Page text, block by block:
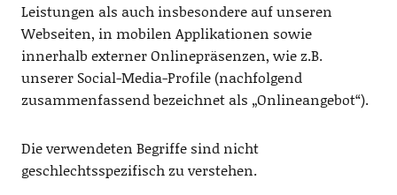
Leistungen als auch insbesondere auf unseren
Webseiten, in mobilen Applikationen sowie
innerhalb externer Onlinepräsenzen, wie z.B.
unserer Social-Media-Profile (nachfolgend
zusammenfassend bezeichnet als „Onlineangebot“).
Die verwendeten Begriffe sind nicht
geschlechtsspezifisch zu verstehen.